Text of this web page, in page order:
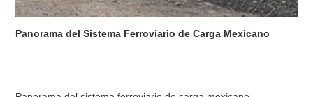
Panorama del Sistema Ferroviario de Carga Mexicano